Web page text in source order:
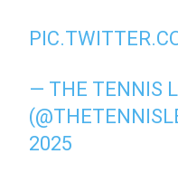
— THE TENNIS
2025